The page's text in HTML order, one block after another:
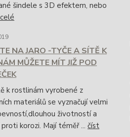
šindele s 3D efektem, nebo
NA JARO -TYČE A SÍTĚ K
MŮŽETE MÍT JIŽ POD
k rostlinám vyrobené z
materiálů se vyznačují velmi
životností a
korozi. Mají téměř ... číst